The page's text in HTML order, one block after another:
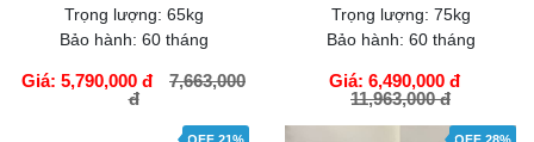
Trọng lượng: 65kg
Bảo hành: 60 tháng
Giá: 5,790,000 đ
7,663,000
đ
Trọng lượng: 75kg
Bảo hành: 60 tháng
Giá: 6,490,000 đ
11,963,000 đ
GIỎ HÀNG